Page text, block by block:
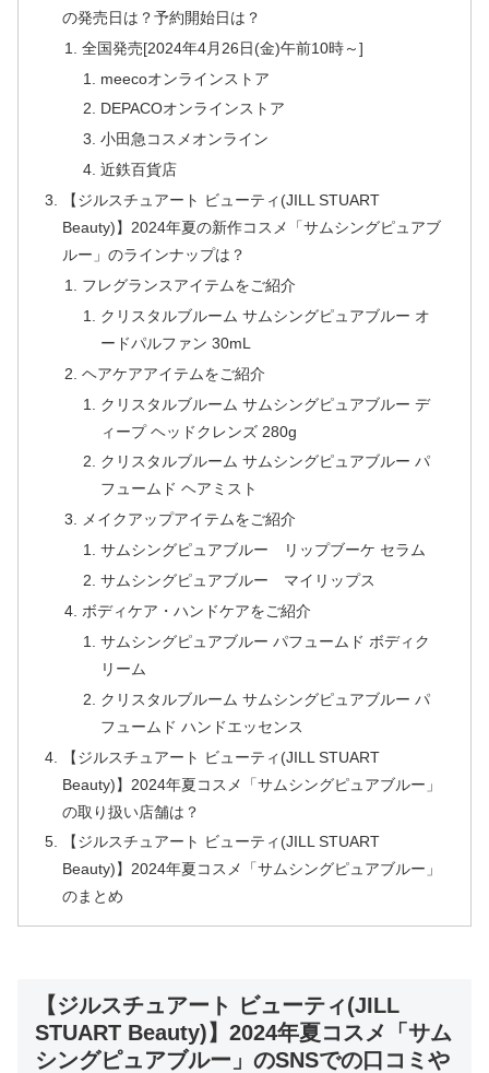
の発売日は？予約開始日は？
全国発売[2024年4月26日(金)午前10時～]
meecoオンラインストア
DEPACOオンラインストア
小田急コスメオンライン
近鉄百貨店
【ジルスチュアート ビューティ(JILL STUART
Beauty)】2024年夏の新作コスメ「サムシングピュアブ
ルー」のラインナップは？
フレグランスアイテムをご紹介
クリスタルブルーム サムシングピュアブルー オ
ードパルファン 30mL
ヘアケアアイテムをご紹介
クリスタルブルーム サムシングピュアブルー デ
ィープ ヘッドクレンズ 280g
クリスタルブルーム サムシングピュアブルー パ
フュームド ヘアミスト
メイクアップアイテムをご紹介
サムシングピュアブルー リップブーケ セラム
サムシングピュアブルー マイリップス
ボディケア・ハンドケアをご紹介
サムシングピュアブルー パフュームド ボディク
リーム
クリスタルブルーム サムシングピュアブルー パ
フュームド ハンドエッセンス
【ジルスチュアート ビューティ(JILL STUART
Beauty)】2024年夏コスメ「サムシングピュアブルー」
の取り扱い店舗は？
【ジルスチュアート ビューティ(JILL STUART
Beauty)】2024年夏コスメ「サムシングピュアブルー」
のまとめ
【ジルスチュアート ビューティ(JILL
STUART Beauty)】2024年夏コスメ「サム
シングピュアブルー」のSNSでの口コミや